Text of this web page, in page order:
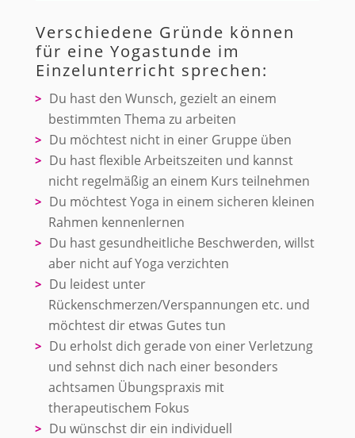
Verschiedene Gründe können
für eine Yogastunde im
Einzelunterricht sprechen:
Du hast den Wunsch, gezielt an einem
bestimmten Thema zu arbeiten
Du möchtest nicht in einer Gruppe üben
Du hast flexible Arbeitszeiten und kannst
nicht regelmäßig an einem Kurs teilnehmen
Du möchtest Yoga in einem sicheren kleinen
Rahmen kennenlernen
Du hast gesundheitliche Beschwerden, willst
aber nicht auf Yoga verzichten
Du leidest unter
Rückenschmerzen/Verspannungen etc. und
möchtest dir etwas Gutes tun
Du erholst dich gerade von einer Verletzung
und sehnst dich nach einer besonders
achtsamen Übungspraxis mit
therapeutischem Fokus
Du wünschst dir ein individuell